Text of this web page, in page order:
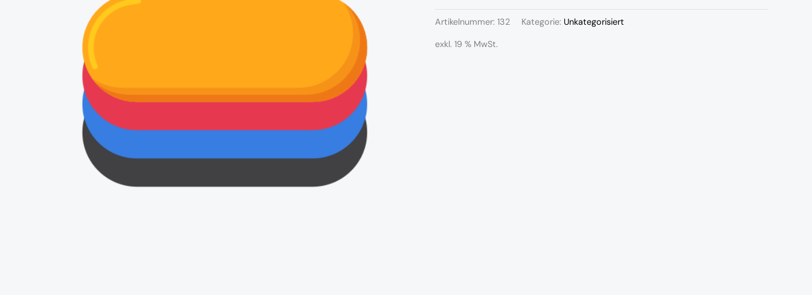
Artikelnummer: 132 Kategorie: Unkategorisiert
exkl. 19 % MwSt.